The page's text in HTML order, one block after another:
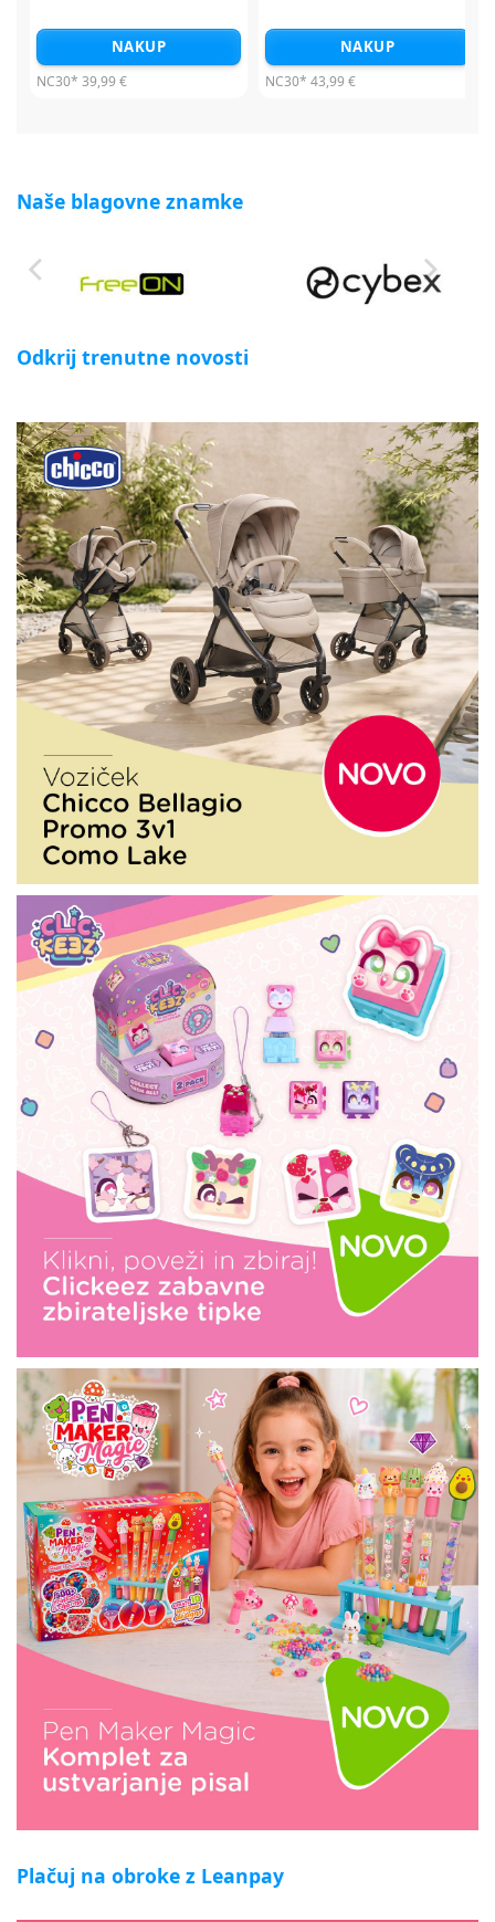
NAKUP
NC30* 39,99 €
NAKUP
NC30* 43,99 €
Naše blagovne znamke
Odkrij trenutne novosti
Plačuj na obroke z Leanpay